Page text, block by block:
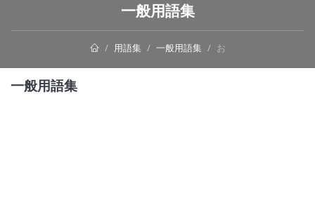
一般用語集
用語集 一般用語集 お
一般用語集